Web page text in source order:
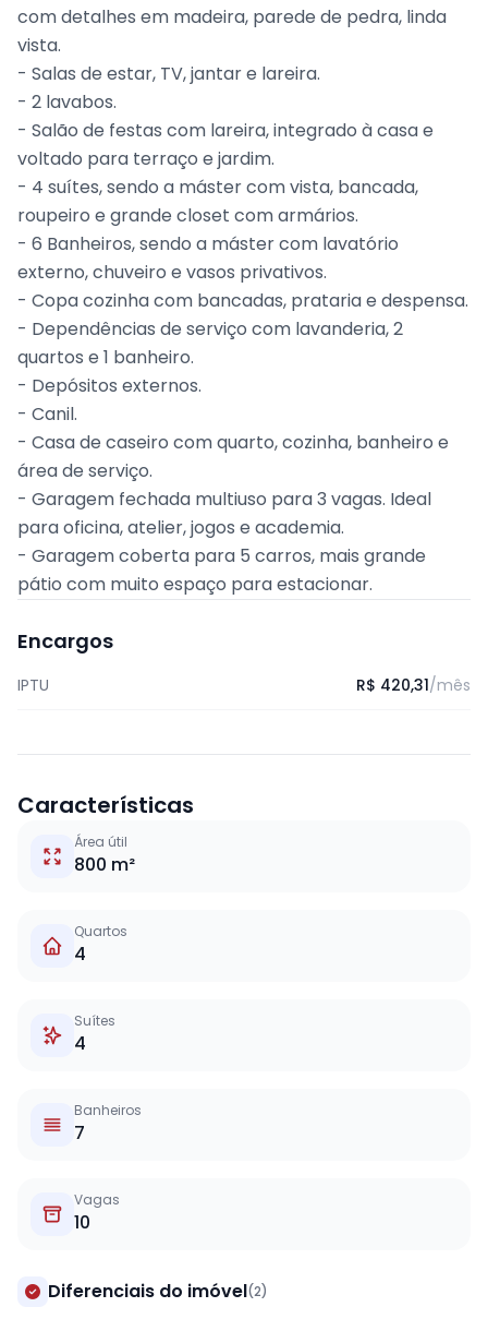
com detalhes em madeira, parede de pedra, linda
vista.
- Salas de estar, TV, jantar e lareira.
- 2 lavabos.
- Salão de festas com lareira, integrado à casa e
voltado para terraço e jardim.
- 4 suítes, sendo a máster com vista, bancada,
roupeiro e grande closet com armários.
- 6 Banheiros, sendo a máster com lavatório
externo, chuveiro e vasos privativos.
- Copa cozinha com bancadas, prataria e despensa.
- Dependências de serviço com lavanderia, 2
quartos e 1 banheiro.
- Depósitos externos.
- Canil.
- Casa de caseiro com quarto, cozinha, banheiro e
área de serviço.
- Garagem fechada multiuso para 3 vagas. Ideal
para oficina, atelier, jogos e academia.
- Garagem coberta para 5 carros, mais grande
pátio com muito espaço para estacionar.
Encargos
IPTU R$ 420,31/mês
Características
Área útil
800 m²
Quartos
4
Suítes
4
Banheiros
7
Vagas
10
Diferenciais do imóvel(2)